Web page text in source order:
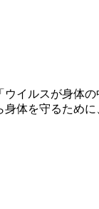
イルスが身体
体を守るために